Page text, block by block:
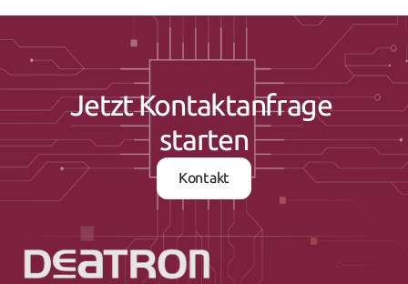
Jetzt Kontaktanfrage
starten
Kontakt